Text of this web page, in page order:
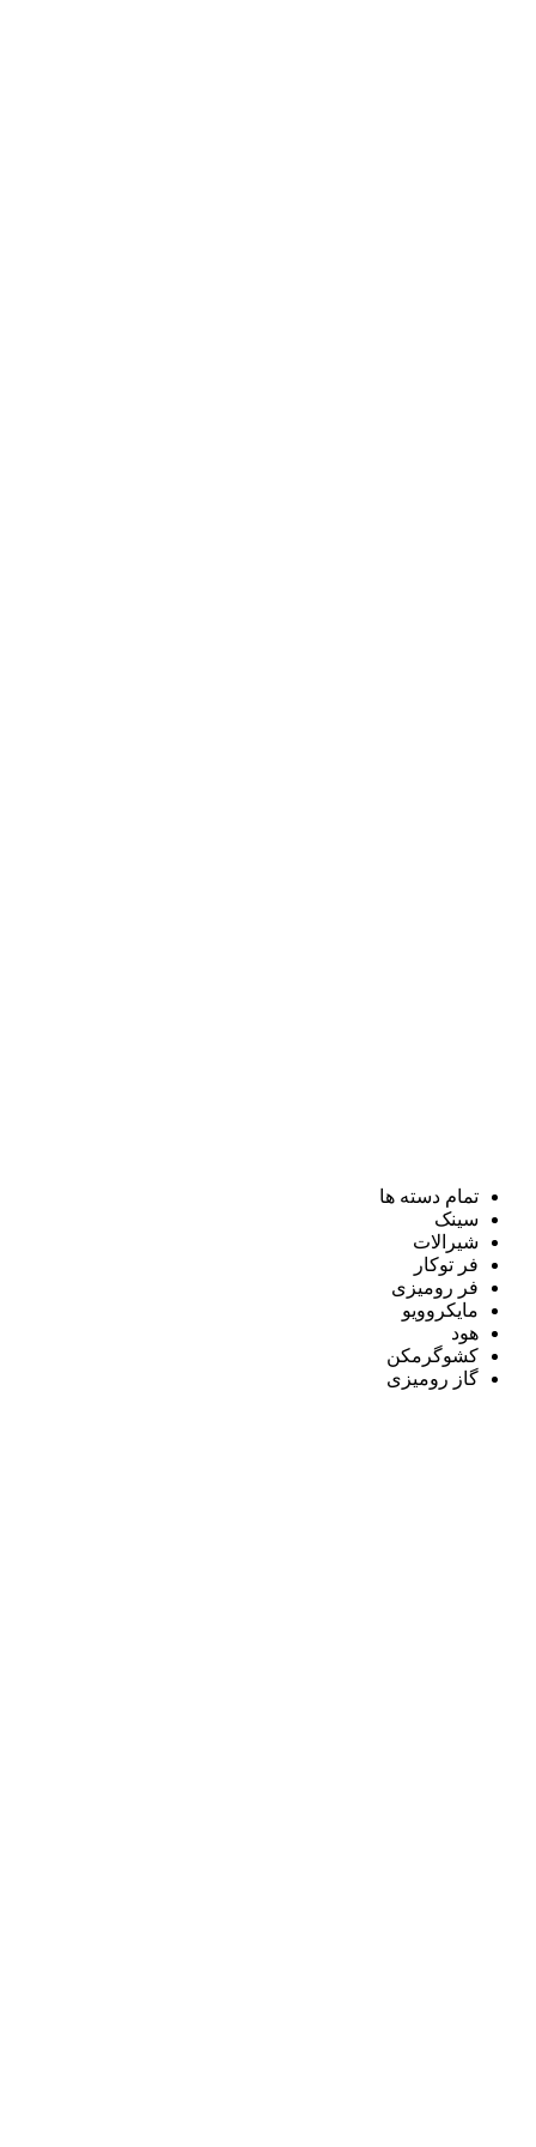
تمام دسته ها
سینک
شیرالات
فر توکار
فر رومیزی
مایکروویو
هود
کشوگرمکن
گاز رومیزی